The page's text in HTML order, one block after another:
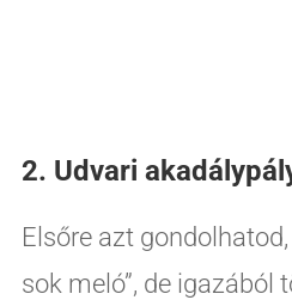
2. Udvari
Elsőre azt
sok meló”, de igazából